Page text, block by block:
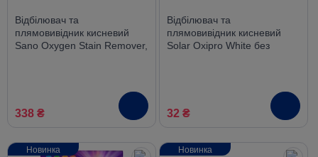
Відбілювач та
плямовивідник кисневий
Sano Oxygen Stain Remover,
338 ₴
Відбілювач та
плямовивідник кисневий
Solar Oxipro White без
32 ₴
Новинка Новинка